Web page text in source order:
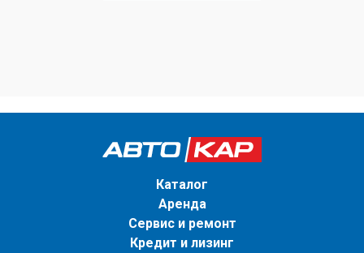
Каталог
Аренда
Сервис и ремонт
Кредит и лизинг